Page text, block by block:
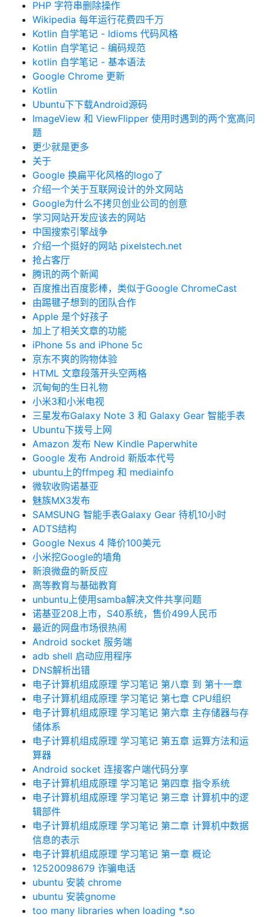
PHP 字符串删除操作
Wikipedia 每年运行花费四千万
Kotlin 自学笔记 - Idioms 代码风格
Kotlin 自学笔记 - 编码规范
kotlin 自学笔记 - 基本语法
Google Chrome 更新
Kotlin
Ubuntu下下载Android源码
ImageView 和 ViewFlipper 使用时遇到的两个宽高问
题
更少就是更多
关于
Google 换扁平化风格的logo了
介绍一个关于互联网设计的外文网站
Google为什么不拷贝创业公司的创意
学习网站开发应该去的网站
中国搜索引擎战争
介绍一个挺好的网站 pixelstech.net
抢占客厅
腾讯的两个新闻
百度推出百度影棒，类似于Google ChromeCast
由踢毽子想到的团队合作
Apple 是个好孩子
加上了相关文章的功能
iPhone 5s and iPhone 5c
京东不爽的购物体验
HTML 文章段落开头空两格
沉甸甸的生日礼物
小米3和小米电视
三星发布Galaxy Note 3 和 Galaxy Gear 智能手表
Ubuntu下拨号上网
Amazon 发布 New Kindle Paperwhite
Google 发布 Android 新版本代号
ubuntu上的ffmpeg 和 mediainfo
微软收购诺基亚
魅族MX3发布
SAMSUNG 智能手表Galaxy Gear 待机10小时
ADTS结构
Google Nexus 4 降价100美元
小米挖Google的墙角
新浪微盘的新反应
高等教育与基础教育
unbuntu上使用samba解决文件共享问题
诺基亚208上市，S40系统，售价499人民币
最近的网盘市场很热闹
Android socket 服务端
adb shell 启动应用程序
DNS解析出错
电子计算机组成原理 学习笔记 第八章 到 第十一章
电子计算机组成原理 学习笔记 第七章 CPU组织
电子计算机组成原理 学习笔记 第六章 主存储器与存
储体系
电子计算机组成原理 学习笔记 第五章 运算方法和运
算器
Android socket 连接客户端代码分享
电子计算机组成原理 学习笔记 第四章 指令系统
电子计算机组成原理 学习笔记 第三章 计算机中的逻
辑部件
电子计算机组成原理 学习笔记 第二章 计算机中数据
信息的表示
电子计算机组成原理 学习笔记 第一章 概论
12520098679 诈骗电话
ubuntu 安装 chrome
ubuntu 安装gnome
too many libraries when loading *.so